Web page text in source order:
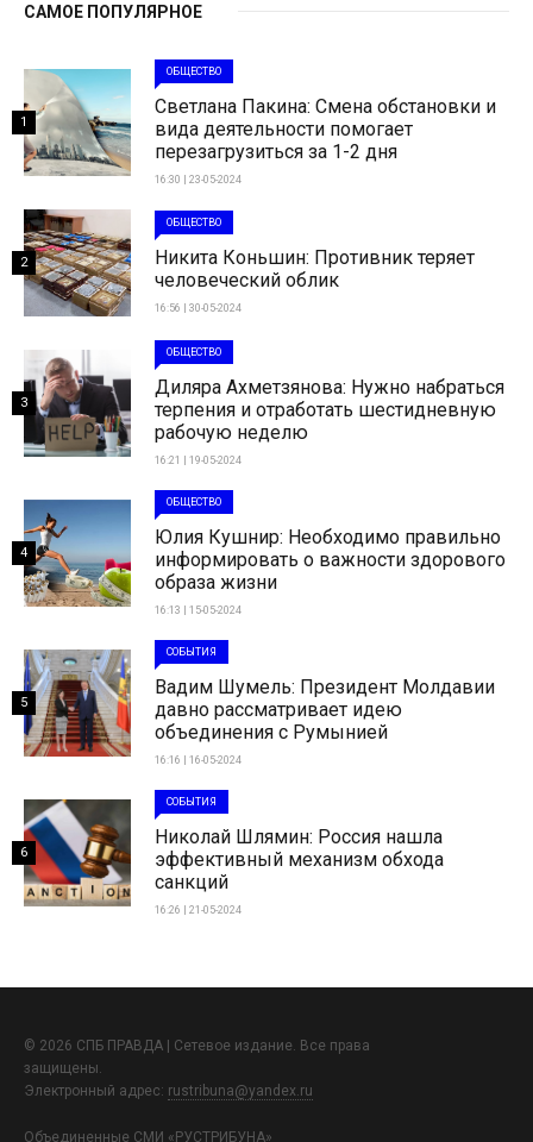
САМОЕ ПОПУЛЯРНОЕ
ОБЩЕСТВО
Светлана Пакина: Смена обстановки и
вида деятельности помогает
перезагрузиться за 1-2 дня
16:30 | 23-05-2024
1
ОБЩЕСТВО
Никита Коньшин: Противник теряет
человеческий облик
16:56 | 30-05-2024
2
ОБЩЕСТВО
Диляра Ахметзянова: Нужно набраться
терпения и отработать шестидневную
рабочую неделю
16:21 | 19-05-2024
3
ОБЩЕСТВО
Юлия Кушнир: Необходимо правильно
информировать о важности здорового
образа жизни
16:13 | 15-05-2024
4
СОБЫТИЯ
Вадим Шумель: Президент Молдавии
давно рассматривает идею
объединения с Румынией
16:16 | 16-05-2024
5
СОБЫТИЯ
Николай Шлямин: Россия нашла
эффективный механизм обхода
санкций
16:26 | 21-05-2024
6
© 2026 СПБ ПРАВДА | Сетевое издание. Все права
защищены.
Электронный адрес: rustribuna@yandex.ru
Объединенные СМИ «РУСТРИБУНА»